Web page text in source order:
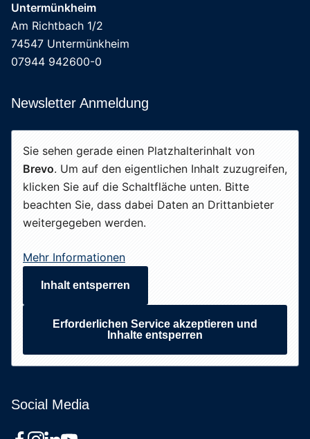
Untermünkheim
Am Richtbach 1/2
74547 Untermünkheim
07944 942600-0
Newsletter Anmeldung
Sie sehen gerade einen Platzhalterinhalt von
Brevo. Um auf den eigentlichen Inhalt zuzugreifen,
klicken Sie auf die Schaltfläche unten. Bitte
beachten Sie, dass dabei Daten an Drittanbieter
weitergegeben werden.
Mehr Informationen
Inhalt entsperren
Erforderlichen Service akzeptieren und
Inhalte entsperren
Social Media